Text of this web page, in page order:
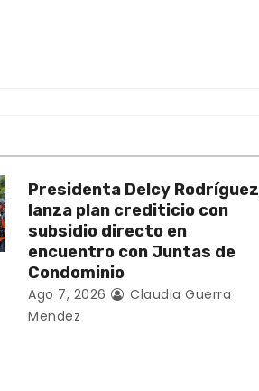
Presidenta Delcy Rodríguez
lanza plan crediticio con
subsidio directo en
encuentro con Juntas de
Condominio
Ago 7, 2026
Claudia Guerra
Mendez